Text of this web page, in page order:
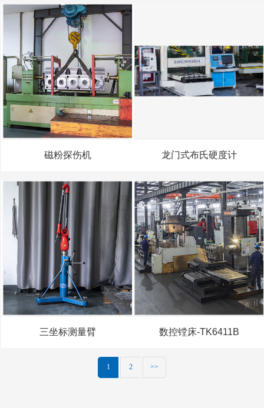
磁粉探伤机 龙门式布氏硬度计
三坐标测量臂 数控镗床-TK6411B
1 2 >>